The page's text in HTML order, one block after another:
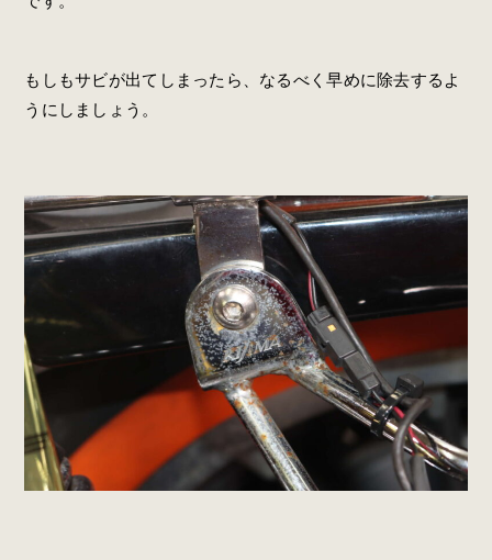
もしもサビが出てしまったら、なるべく早めに除去するよ
うにしましょう。